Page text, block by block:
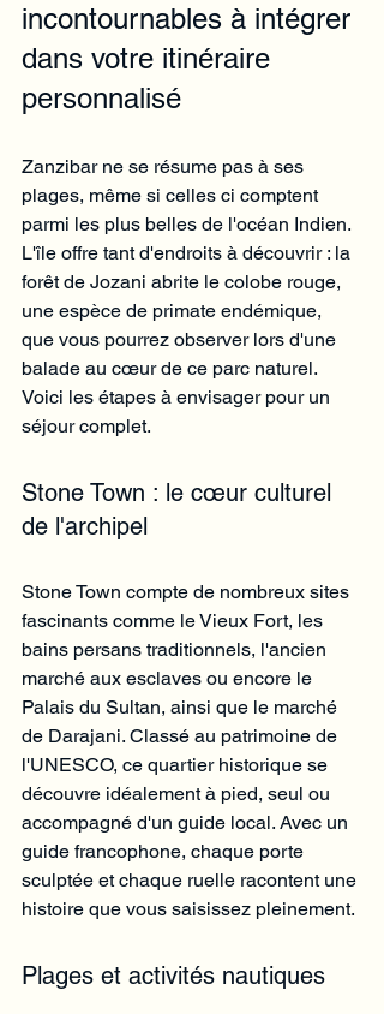
incontournables à intégrer
dans votre itinéraire
personnalisé
Zanzibar ne se résume pas à ses
plages, même si celles ci comptent
parmi les plus belles de l'océan Indien.
L'île offre tant d'endroits à découvrir : la
forêt de Jozani abrite le colobe rouge,
une espèce de primate endémique,
que vous pourrez observer lors d'une
balade au cœur de ce parc naturel.
Voici les étapes à envisager pour un
séjour complet.
Stone Town : le cœur culturel
de l'archipel
Stone Town compte de nombreux sites
fascinants comme le Vieux Fort, les
bains persans traditionnels, l'ancien
marché aux esclaves ou encore le
Palais du Sultan, ainsi que le marché
de Darajani. Classé au patrimoine de
l'UNESCO, ce quartier historique se
découvre idéalement à pied, seul ou
accompagné d'un guide local. Avec un
guide francophone, chaque porte
sculptée et chaque ruelle racontent une
histoire que vous saisissez pleinement.
Plages et activités nautiques